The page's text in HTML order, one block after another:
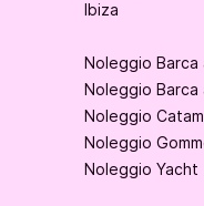
Ibiza
Noleggio Barca
Noleggio Barca
Noleggio
Noleggio
Noleggio Yacht